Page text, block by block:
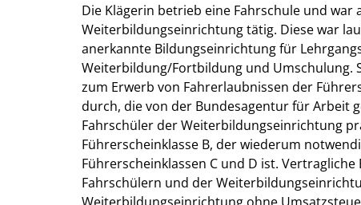
Die Klägerin betrieb eine Fahrschule und
Weiterbildungseinrichtung tätig. Diese war
anerkannte Bildungseinrichtung für
Weiterbildung/Fortbildung und Umschulung.
zum Erwerb von Fahrerlaubnissen der
durch, die von der Bundesagentur für Arbeit
Fahrschüler der Weiterbildungseinrichtung
Führerscheinklasse B, der wiederum
Führerscheinklassen C und D ist.
Fahrschülern und der